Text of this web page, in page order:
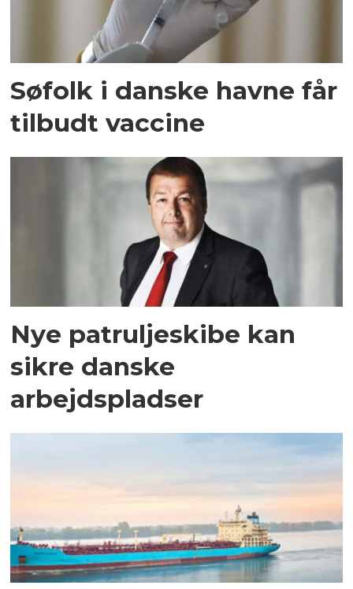
Søfolk i danske havne får
tilbudt vaccine
Nye patruljeskibe kan
sikre danske
arbejdspladser